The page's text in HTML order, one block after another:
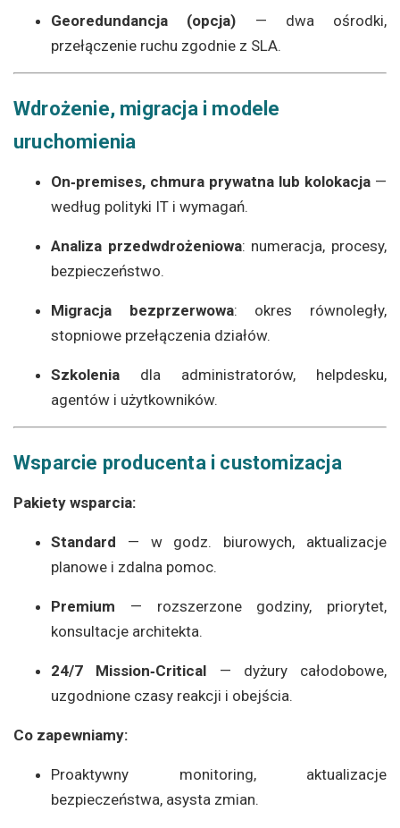
Georedundancja (opcja) — dwa ośrodki,
przełączenie ruchu zgodnie z SLA.
Wdrożenie, migracja i modele
uruchomienia
On‑premises, chmura prywatna lub kolokacja —
według polityki IT i wymagań.
Analiza przedwdrożeniowa: numeracja, procesy,
bezpieczeństwo.
Migracja bezprzerwowa: okres równoległy,
stopniowe przełączenia działów.
Szkolenia dla administratorów, helpdesku,
agentów i użytkowników.
Wsparcie producenta i customizacja
Pakiety wsparcia:
Standard — w godz. biurowych, aktualizacje
planowe i zdalna pomoc.
Premium — rozszerzone godziny, priorytet,
konsultacje architekta.
24/7 Mission‑Critical — dyżury całodobowe,
uzgodnione czasy reakcji i obejścia.
Co zapewniamy:
Proaktywny monitoring, aktualizacje
bezpieczeństwa, asysta zmian.